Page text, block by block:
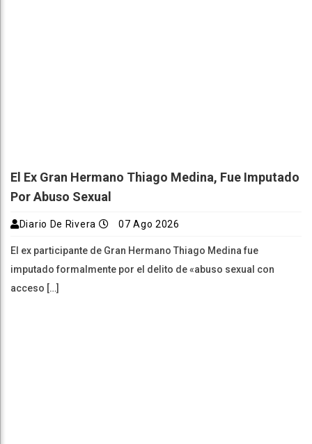
El Ex Gran Hermano Thiago Medina, Fue Imputado
Por Abuso Sexual
Diario De Rivera 07 Ago 2026
El ex participante de Gran Hermano Thiago Medina fue
imputado formalmente por el delito de «abuso sexual con
acceso […]